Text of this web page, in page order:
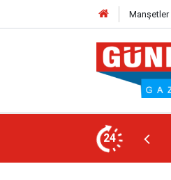
Manşetler
24
TAMAMLANDI